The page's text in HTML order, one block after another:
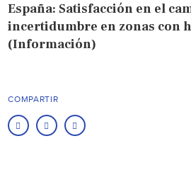
España: Satisfacción en el
incertidumbre en zonas con
(Información)
COMPARTIR